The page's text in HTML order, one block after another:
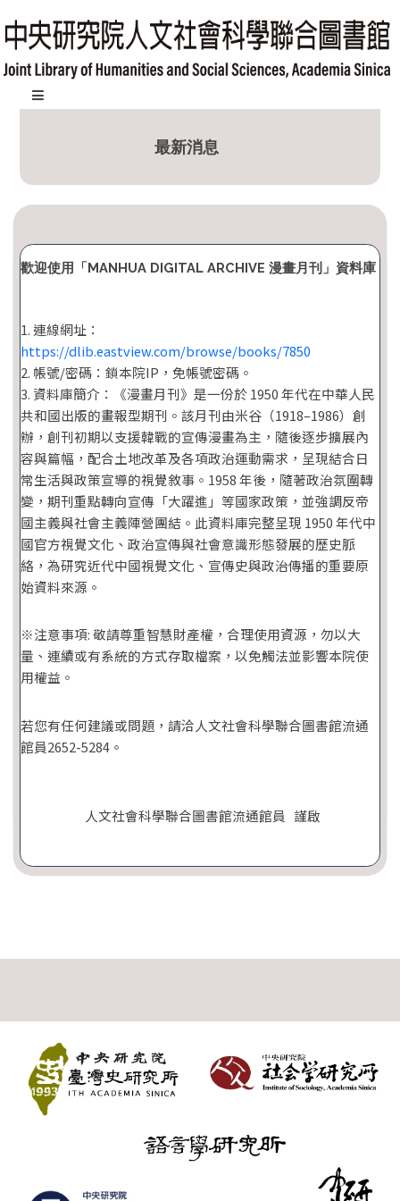
跳
到
主
內
塊
最新消息
歡迎使用「MANHUA DIGITAL ARCHIVE 漫畫月刊」資料庫
1. 連線網址：
https://dlib.eastview.com/browse/books/7850
2. 帳號/密碼：鎖本院IP，免帳號密碼。
3. 資料庫簡介：《漫畫月刊》是一份於 1950 年代在中華人民
共和國出版的畫報型期刊。該月刊由米谷（1918–1986）創
辦，創刊初期以支援韓戰的宣傳漫畫為主，隨後逐步擴展內
容與篇幅，配合土地改革及各項政治運動需求，呈現結合日
常生活與政策宣導的視覺敘事。1958 年後，隨著政治氛圍轉
變，期刊重點轉向宣傳「大躍進」等國家政策，並強調反帝
國主義與社會主義陣營團結。此資料庫完整呈現 1950 年代中
國官方視覺文化、政治宣傳與社會意識形態發展的歷史脈
絡，為研究近代中國視覺文化、宣傳史與政治傳播的重要原
始資料來源。
※注意事項: 敬請尊重智慧財產權，合理使用資源，勿以大
量、連續或有系統的方式存取檔案，以免觸法並影響本院使
用權益。
若您有任何建議或問題，請洽人文社會科學聯合圖書館流通
館員2652-5284。
人文社會科學聯合圖書館流通館員 謹啟